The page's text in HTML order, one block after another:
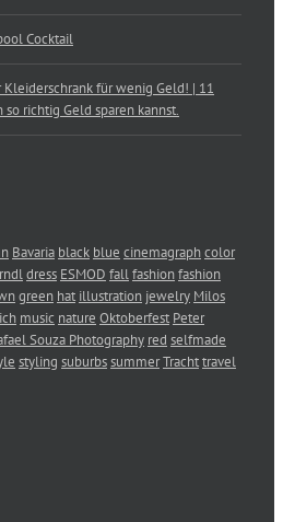
Cocktail
Kleiderschrank für wenig Geld! | 11
richtig Geld sparen kannst.
Bavaria black blue cinemagraphcolor
dress ESMOD fallfashionfashion
green hat illustration jewelry Milos
music nature Oktoberfest Peter
Souza Photography red selfmade
styling suburbssummerTrachttravel